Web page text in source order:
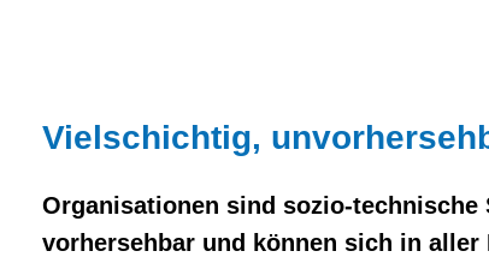
Vielschichtig,
Organisationen sind sozio-
vorhersehbar und können sich in